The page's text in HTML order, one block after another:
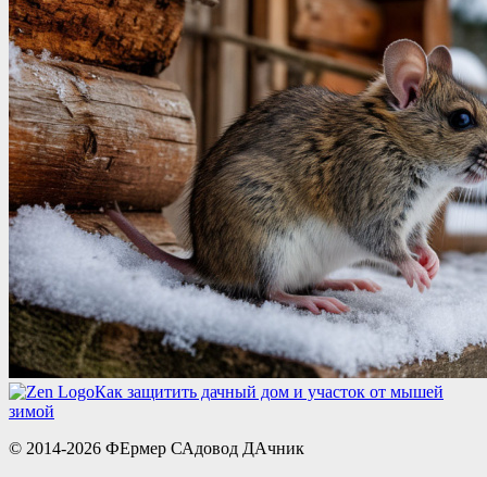
Как защитить дачный дом и участок от мышей
зимой
© 2014-2026 ФЕрмер САдовод ДАчник